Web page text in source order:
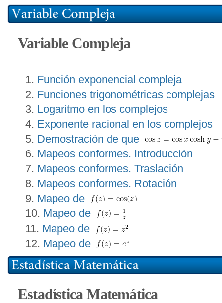
Variable Compleja
Función exponencial compleja
Funciones trigonométricas complejas
Logaritmo en los complejos
Exponente racional en los complejos
Demostración de que
Mapeos conformes. Introducción
Mapeos conformes. Traslación
Mapeos conformes. Rotación
Mapeo de
Mapeo de
Mapeo de
Mapeo de
Estadística Matemática